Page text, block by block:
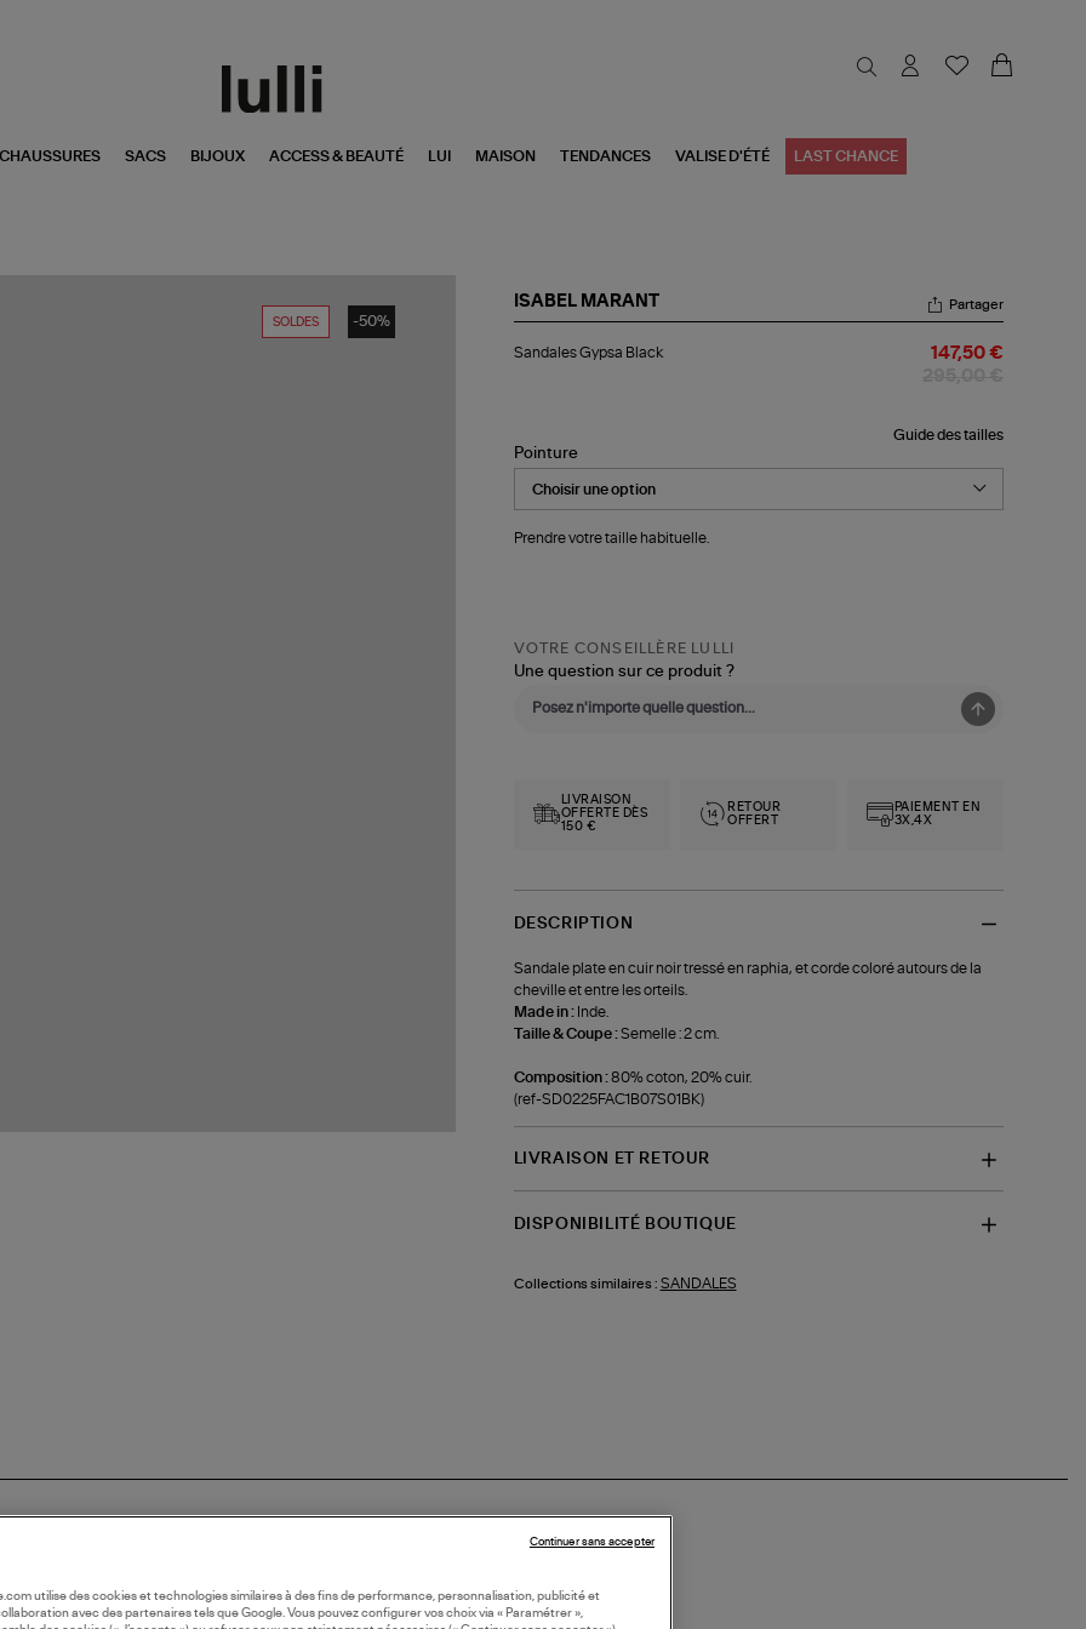
CHAUSSURES SACS BIJOUX ACCESS & BEAUTÉ LUI MAISON TENDANCES VALISE D'ÉTÉ LAST CHANCE
SOLDES -50%
ISABEL MARANT
Gypsa
Partager
Sandales Gypsa Black 147,50 €
Guide des tailles
Pointure
Prendre votre taille habituelle.
VOTRE CONSEILLÈRE LULLI
Une question sur ce produit ?
LIVRAISON
OFFERTE DÈS
150 €
RETOUR
OFFERT
PAIEMENT EN
3X,4X
DESCRIPTION
Sandale plate en cuir noir tressé en raphia, et corde coloré autours de la
cheville et entre les orteils.
Made in : Inde.
Taille & Coupe :Semelle : 2 cm.
Composition :80% coton, 20% cuir.
(ref-SD0225FAC1B07S01BK)
LIVRAISON ET RETOUR
DISPONIBILITÉ BOUTIQUE
Collections similaires : SANDALES
utilise des cookies et technologies similaires à des fins de performance, personnalisation, publicité et
avec des partenaires tels que Google. Vous pouvez configurer vos choix via « Paramétrer »,
Continuer sans accepter